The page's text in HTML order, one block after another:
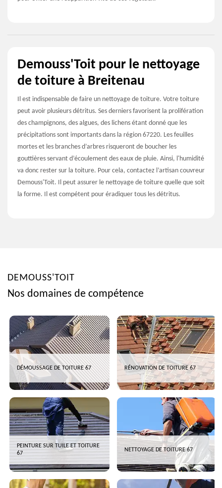
Demouss'Toit pour le nettoyage
de toiture à Breitenau
Il est indispensable de faire un nettoyage de toiture. Votre toiture
peut avoir plusieurs détritus. Ses derniers favorisent la prolifération
des champignons, des algues, des lichens étant donné que les
précipitations sont importants dans la région 67220. Les feuilles
mortes et les branches d’arbres risqueront de boucher les
gouttières servant d’écoulement des eaux de pluie. Ainsi, l'humidité
va donc rester sur la toiture. Pour cela, contactez l’artisan couvreur
Demouss'Toit. Il peut assurer le nettoyage de toiture quelle que soit
la forme. Il est compétent pour éradiquer tous les détritus.
DEMOUSS'TOIT
Nos domaines de compétence
DÉMOUSSAGE DE TOITURE 67 RÉNOVATION DE TOITURE 67
PEINTURE SUR TUILE ET TOITURE
67
NETTOYAGE DE TOITURE 67